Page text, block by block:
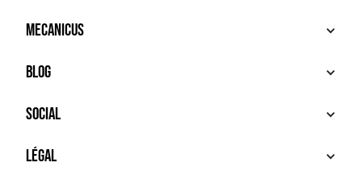
ACHETER
VENDRE
SERVICES PREMIUM
Mecanicus
À PROPOS
HOUSE MECANICUS
CONTACT
Blog
NEWS
VIDÉOS
AUTOPÉDIA
Social
INSTAGRAM
TIKTOK
Légal